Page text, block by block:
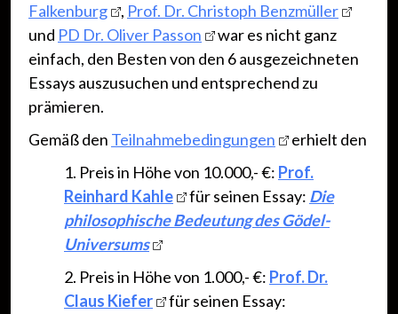
Falkenburg
, Prof. Dr. Christoph Benzmüller
und PD Dr. Oliver Passon
war es nicht ganz
einfach, den Besten von den 6 ausgezeichneten
Essays auszusuchen und entsprechend zu
prämieren.
Gemäß den Teilnahmebedingungen
erhielt den
1. Preis in Höhe von 10.000,- €: Prof.
Reinhard Kahle
für seinen Essay: Die
philosophische Bedeutung des Gödel-
Universums
2. Preis in Höhe von 1.000,- €: Prof. Dr.
Claus Kiefer
für seinen Essay: